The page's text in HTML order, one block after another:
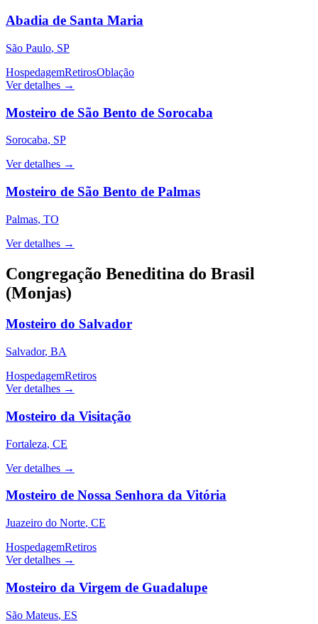
Abadia de Santa Maria
São Paulo, SP
HospedagemRetirosOblação
Ver detalhes →
Mosteiro de São Bento de Sorocaba
Sorocaba, SP
Ver detalhes →
Mosteiro de São Bento de Palmas
Palmas, TO
Ver detalhes →
Congregação Beneditina do Brasil
(Monjas)
Mosteiro do Salvador
Salvador, BA
HospedagemRetiros
Ver detalhes →
Mosteiro da Visitação
Fortaleza, CE
Ver detalhes →
Mosteiro de Nossa Senhora da Vitória
Juazeiro do Norte, CE
HospedagemRetiros
Ver detalhes →
Mosteiro da Virgem de Guadalupe
São Mateus, ES